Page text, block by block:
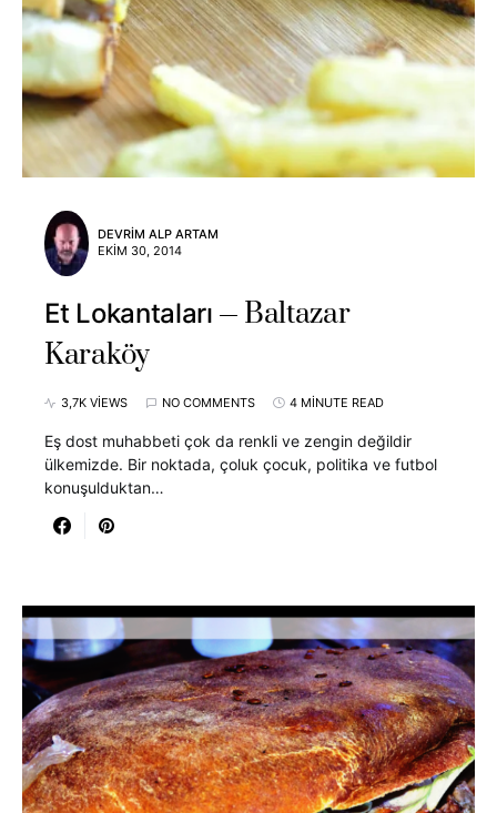
DEVRIM ALP ARTAM
EKIM 30, 2014
Et Lokantaları
Baltazar
Karaköy
3,7K VIEWS NO COMMENTS 4 MINUTE READ
Eş dost muhabbeti çok da renkli ve zengin değildir
ülkemizde. Bir noktada, çoluk çocuk, politika ve futbol
konuşulduktan…